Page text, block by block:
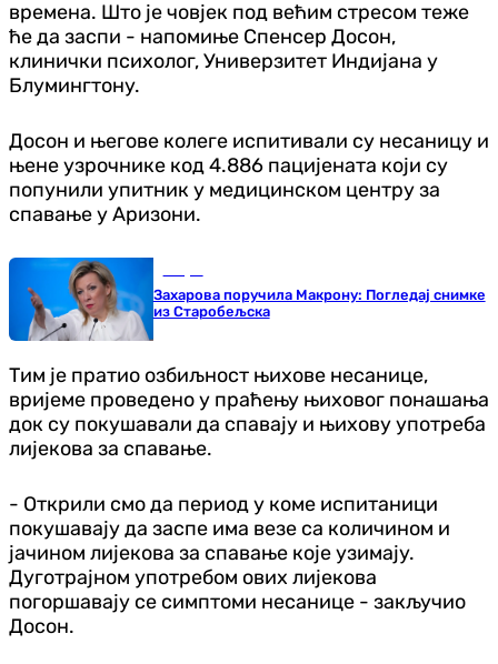
времена. Што је човјек под већим стресом теже
ће да заспи - напомиње Спенсер Досон,
клинички психолог, Универзитет Индијана у
Блумингтону.
Досон и његове колеге испитивали су несаницу и
њене узрочнике код 4.886 пацијената који су
попунили упитник у медицинском центру за
спавање у Аризони.
Захарова поручила Макрону: Погледај снимке
из Старобељска
Тим је пратио озбиљност њихове несанице,
вријеме проведено у праћењу њиховог понашања
док су покушавали да спавају и њихову употреба
лијекова за спавање.
- Открили смо да период у коме испитаници
покушавају да заспе има везе са количином и
јачином лијекова за спавање које узимају.
Дуготрајном употребом ових лијекова
погоршавају се симптоми несанице - закључио
Досон.